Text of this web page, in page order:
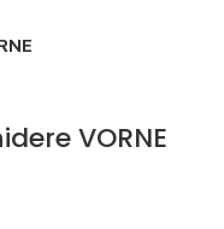
VORNE